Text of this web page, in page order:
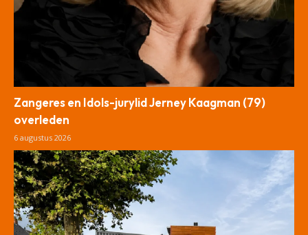
Zangeres en Idols-jurylid Jerney Kaagman (79)
overleden
6 augustus 2026